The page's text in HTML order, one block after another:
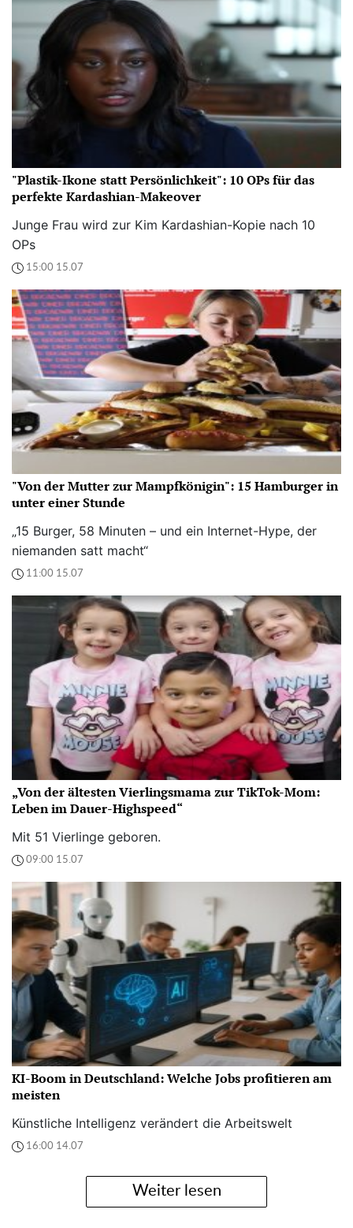
"Plastik-Ikone statt Persönlichkeit": 10 OPs für das
perfekte Kardashian-Makeover
Junge Frau wird zur Kim Kardashian-Kopie nach 10
OPs
15:00 15.07
"Von der Mutter zur Mampfkönigin": 15 Hamburger in
unter einer Stunde
„15 Burger, 58 Minuten – und ein Internet-Hype, der
niemanden satt macht“
11:00 15.07
„Von der ältesten Vierlingsmama zur TikTok-Mom:
Leben im Dauer-Highspeed“
Mit 51 Vierlinge geboren.
09:00 15.07
KI-Boom in Deutschland: Welche Jobs profitieren am
meisten
Künstliche Intelligenz verändert die Arbeitswelt
16:00 14.07
Weiter lesen